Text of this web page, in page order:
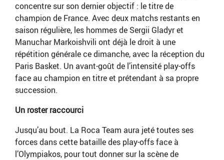
concentre sur son dernier objectif : le titre de
champion de France. Avec deux matchs restants en
saison régulière, les hommes de Sergii Gladyr et
Manuchar Markoishvili ont déjà le droit à une
répétition générale ce dimanche, avec la réception du
Paris Basket. Un avant-goût de l’intensité play-offs
face au champion en titre et prétendant à sa propre
succession.
Un roster raccourci
Jusqu’au bout. La Roca Team aura jeté toutes ses
forces dans cette bataille des play-offs face à
l’Olympiakos, pour tout donner sur la scène de